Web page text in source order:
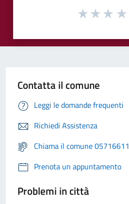
Contatta il comune
Leggi le domande frequenti
Richiedi Assistenza
Chiama il comune 05716611
Prenota un appuntamento
Problemi in città